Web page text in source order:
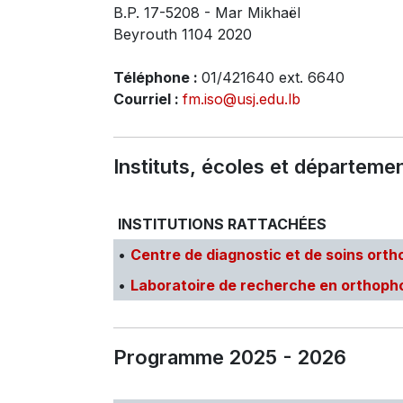
B.P. 17-5208 - Mar Mikhaël
Beyrouth 1104 2020
Téléphone : 01/421640 ext. 6640
Courriel : fm.iso@usj.edu.lb
Instituts, écoles et
INSTITUTIONS RATTACHÉES
• Centre de diagnostic et de soins
• Laboratoire de recherche en
Programme 2025 - 2026